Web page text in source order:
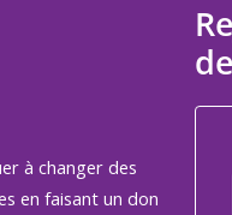
à changer des
en faisant un don